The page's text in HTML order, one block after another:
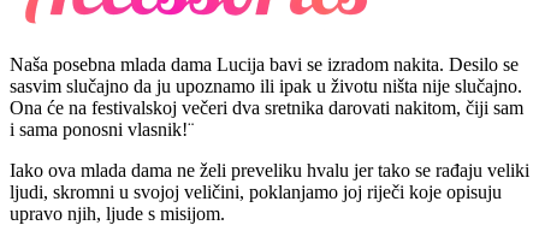
Naša posebna mlada dama Lucija bavi se izradom nakita. Desilo se
sasvim slučajno da ju upoznamo ili ipak u životu ništa nije slučajno.
Ona će na festivalskoj večeri dva sretnika darovati nakitom, čiji sam
i sama ponosni vlasnik!¨
Iako ova mlada dama ne želi preveliku hvalu jer tako se rađaju veliki
ljudi, skromni u svojoj veličini, poklanjamo joj riječi koje opisuju
upravo njih, ljude s misijom.